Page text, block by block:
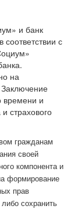
и банк
с
на
времени и
страхового
гражданам
своей
компонента и
формирование
прав
сохранить